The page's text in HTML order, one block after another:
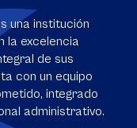
una institución
la excelencia
de sus
con un equipo
integrado
administrativo.